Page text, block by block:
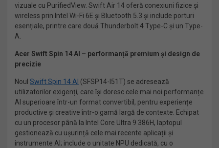
vizuale cu PurifiedView. Swift Air 14 oferă conexiuni fizice și
wireless prin Intel Wi-Fi 6E și Bluetooth 5.3 și include porturi
esențiale, printre care două Thunderbolt 4 Type-C și un Type-
A.
Acer Swift Spin 14 AI – performanță premium și design de
precizie
Noul Swift Spin 14 AI (SFSP14-I51T) se adresează
utilizatorilor exigenți, care își doresc cele mai noi performanțe
AI superioare într-un format convertibil, pentru experiențe
productive și creative într-o gamă largă de contexte. Echipat
cu un procesor până la Intel Core Ultra 9 386H, laptopul
gestionează cu ușurință cele mai recente aplicații și
instrumente AI; include o unitate NPU dedicată, cu o